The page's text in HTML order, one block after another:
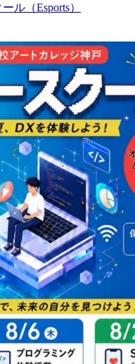
ル（Esports）